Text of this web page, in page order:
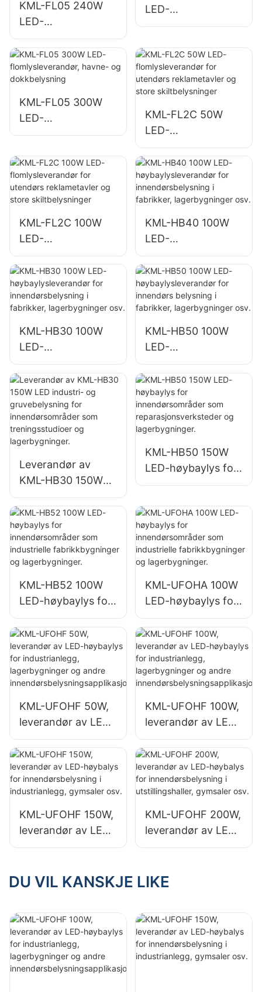
KML-FL05 240W
LED-
flomlysleverandør,
egnet for
industrianlegg,
reklametavler og
store
skiltbelysning.
LED-
flomlysleverandør,
parkbelysning
KML-FL05 300W
LED-
flomlysleverandør,
dokkbelysning
KML-FL2C 50W
LED-
flomlysleverandør
for utendørs
reklametavler og
store
KML-FL2C 100W
LED-
flomlysleverandør
for utendørs
reklametavler og
store
KML-HB40 100W
LED-
høybaylysleverand
ør for
innendørsbelysning
i fabrikker,
KML-HB30 100W
LED-
høybaylysleverand
ør for
innendørsbelysning
i fabrikker,
lagerbygninger osv.
KML-HB50 100W
LED-
høybaylysleverand
ør for innendørs
belysning i
fabrikker,
lagerbygninger osv.
Leverandør av
KML-HB30 150W
LED industri- og
gruvebelysning for
innendørsområder
som
treningsstudioer og
KML-HB50 150W
LED-høybaylys for
innendørsområder
reparasjonsverkste
der og
lagerbygninger.
KML-HB52 100W
LED-høybaylys for
innendørsområder
som industrielle
fabrikkbygninger
og lagerbygninger.
KML-UFOHA 100W
LED-høybaylys for
innendørsområder
som industrielle
fabrikkbygninger
og lagerbygninger.
KML-UFOHF 50W,
leverandør av LED-
høybaylys for
industrianlegg,
lagerbygninger og
andre
sapplikasjoner.
KML-UFOHF 100W,
leverandør av LED-
høybaylys for
industrianlegg,
lagerbygninger og
andre
sapplikasjoner.
KML-UFOHF 150W,
leverandør av LED-
høybalys for
i industrianlegg,
KML-UFOHF 200W,
leverandør av LED-
høybalys for
i utstillingshaller,
DU VIL KANSKJE LIKE